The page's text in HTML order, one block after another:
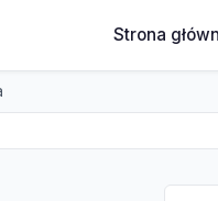
Strona